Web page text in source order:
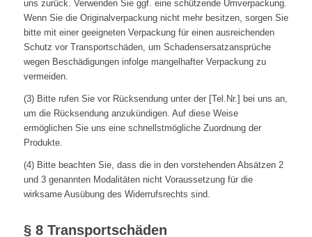
uns zurück. Verwenden Sie ggf. eine schützende Umverpackung.
Wenn Sie die Originalverpackung nicht mehr besitzen, sorgen Sie
bitte mit einer geeigneten Verpackung für einen ausreichenden
Schutz vor Transportschäden, um Schadensersatzansprüche
wegen Beschädigungen infolge mangelhafter Verpackung zu
vermeiden.
(3) Bitte rufen Sie vor Rücksendung unter der [Tel.Nr.] bei uns an,
um die Rücksendung anzukündigen. Auf diese Weise
ermöglichen Sie uns eine schnellstmögliche Zuordnung der
Produkte.
(4) Bitte beachten Sie, dass die in den vorstehenden Absätzen 2
und 3 genannten Modalitäten nicht Voraussetzung für die
wirksame Ausübung des Widerrufsrechts sind.
§ 8 Transportschäden